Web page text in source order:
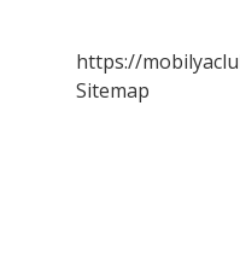
https://
Sitemap